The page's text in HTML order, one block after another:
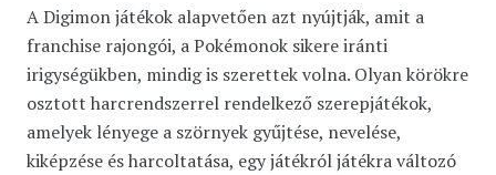
A Digimon játékok alapvetően azt nyújtják, amit a
franchise rajongói, a Pokémonok sikere iránti
irigységükben, mindig is szerettek volna. Olyan körökre
osztott harcrendszerrel rendelkező szerepjátékok,
amelyek lényege a szörnyek gyűjtése, nevelése,
kiképzése és harcoltatása, egy játékról játékra változó